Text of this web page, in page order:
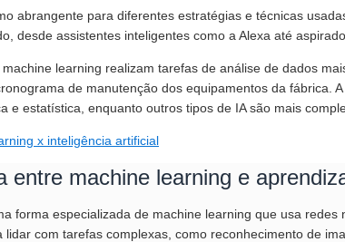
abrangente para diferentes estratégias e técnicas
desde assistentes inteligentes como a Alexa até
learning realizam tarefas de análise de dados
de manutenção dos equipamentos da fábrica.
e estatística, enquanto outros tipos de IA são mais
x inteligência artificial
entre machine learning e
forma especializada de machine learning que usa redes
lidar com tarefas complexas, como reconhecimento de